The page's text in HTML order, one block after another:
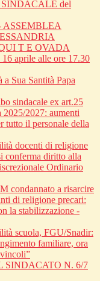
del
ASSEMBLEA
T E OVADA
aprile alle ore 17.30
Sua Santità Papa
sindacale ex art.25
2027: aumenti
tutto il personale della
docenti di religione
conferma diritto alla
Ordinario
condannato a risarcire
di religione precari:
la stabilizzazione -
scuola, FGU/Snadir:
familiare, ora
SINDACATO N. 6/7